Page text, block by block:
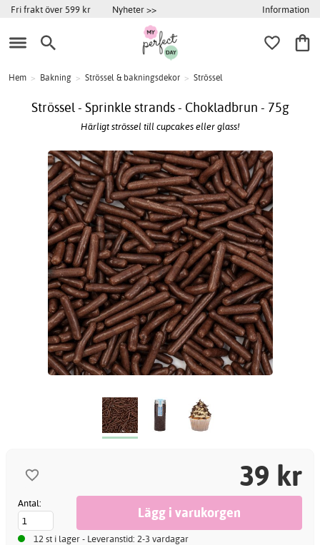
Fri frakt över 599 kr Nyheter >> Information
Hem > Bakning > Strössel & bakningsdekor > Strössel
Strössel - Sprinkle strands - Chokladbrun - 75g
Härligt strössel till cupcakes eller glass!
39 kr
Antal:
12 st i lager - Leveranstid: 2-3 vardagar